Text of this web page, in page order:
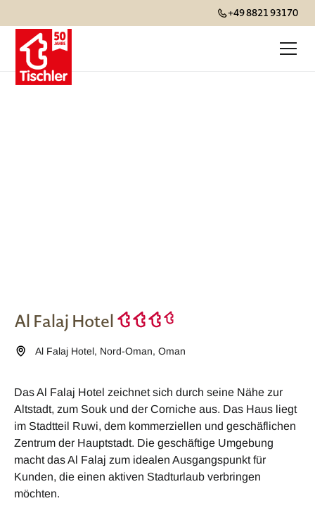
+49 8821 93170
Al Falaj Hotel
Al Falaj Hotel, Nord-Oman,Oman
Das Al Falaj Hotel zeichnet sich durch seine Nähe zur
Altstadt, zum Souk und der Corniche aus. Das Haus liegt
im Stadtteil Ruwi, dem kommerziellen und geschäflichen
Zentrum der Hauptstadt. Die geschäftige Umgebung
macht das Al Falaj zum idealen Ausgangspunkt für
Kunden, die einen aktiven Stadturlaub verbringen
möchten.